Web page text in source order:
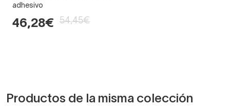
adhesivo
46,28€ 54,45€
Productos de la misma colección